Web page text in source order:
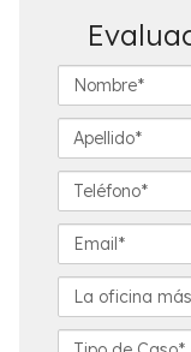
o
m
r
*
p
e
l
d
*
e
l
f
n
m
a
l
a
o